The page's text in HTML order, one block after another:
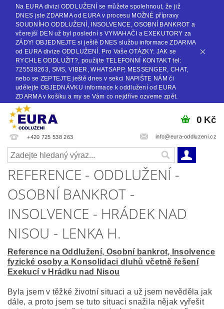
Na EURA divizi ODDLUŽENÍ se můžete spolehnout, že již
DNES jste ZDARMA od EURA v procesu MOŽNÉ přípravy
SOUDNÍHO ODDLUŽENÍ, INSOLVENCE, OSOBNÍ BANKROT a
včerejší DEN už byl poslední s VYMAHAČI a EXEKUTORY za
ZÁDY! OBJEDNEJTE si ještě DNES službu informace ZDARMA
od EURA divize ODDLUŽENÍ. Pro Vaše OTÁZKY: JAK se
RYCHLE ODDLUŽIT?, použijte TELEFONNÍ KONTAKT tel:
725538263, SMS, VIBER, WHATSAPP, MESSENGER, CHAT,
nebo se ZEPTEJTE ještě dnes v sekci NAPIŠTE NÁM či
udělejte OBJEDNÁVKU informace k oddlužení od EURA
ZDARMA v košíku a my se Vám co nejdříve ozveme zpět.
+420 725 538 263 info@eura-oddluzeni.cz
0 Kč
REFERENCE - ODDLUŽENÍ -
OSOBNÍ BANKROT -
INSOLVENCE - HRÁDEK NAD
NISOU - LENKA H.
Reference na Oddlužení, Osobní bankrot, Insolvence
fyzické osoby a Konsolidaci dluhů včetně řešení
Exekucí v Hrádku nad Nisou
Byla jsem v těžké životní situaci a už jsem nevěděla jak
dále, a proto jsem se tuto situaci snažila nějak vyřešit